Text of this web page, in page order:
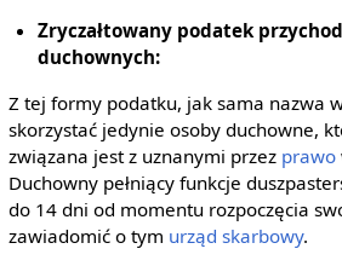
Zryczałtowany podatek
duchownych:
Z tej formy podatku, jak sama nazwa
skorzystać jedynie osoby duchowne,
związana jest z uznanymi przez prawo
Duchowny pełniący funkcje
do 14 dni od momentu rozpoczęcia
zawiadomić o tym urząd skarbowy.